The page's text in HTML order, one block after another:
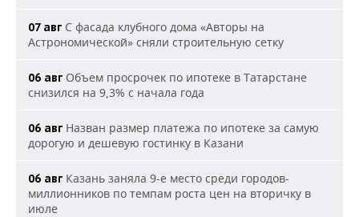
07 авг С фасада клубного дома «Авторы на
Астрономической» сняли строительную сетку
06 авг Объем просрочек по ипотеке в Татарстане
снизился на 9,3% с начала года
06 авг Назван размер платежа по ипотеке за самую
дорогую и дешевую гостинку в Казани
06 авг Казань заняла 9-е место среди городов-
миллионников по темпам роста цен на вторичку в
июле